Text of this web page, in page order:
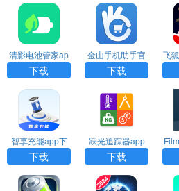
清影电池管家ap
p下载
下载
金山手机助手官
方下载
下载
飞
智享充能app下
载
下载
跃光追踪器app
下载
下载